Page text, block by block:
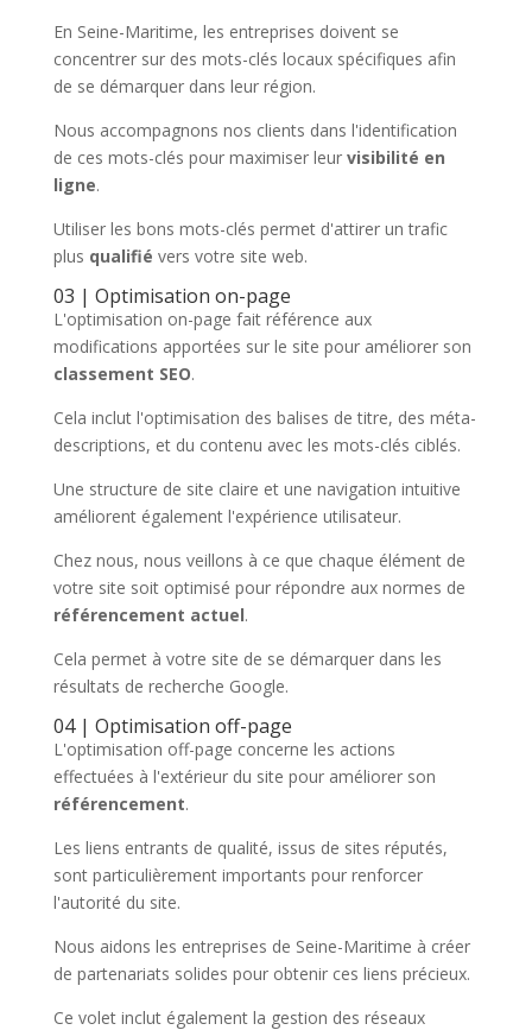
En Seine-Maritime, les entreprises doivent se
concentrer sur des mots-clés locaux spécifiques afin
de se démarquer dans leur région.
Nous accompagnons nos clients dans l'identification
de ces mots-clés pour maximiser leur visibilité en
ligne.
Utiliser les bons mots-clés permet d'attirer un trafic
plus qualifié vers votre site web.
03 | Optimisation on-page
L'optimisation on-page fait référence aux
modifications apportées sur le site pour améliorer son
classement SEO.
Cela inclut l'optimisation des balises de titre, des méta-
descriptions, et du contenu avec les mots-clés ciblés.
Une structure de site claire et une navigation intuitive
améliorent également l'expérience utilisateur.
Chez nous, nous veillons à ce que chaque élément de
votre site soit optimisé pour répondre aux normes de
référencement actuel.
Cela permet à votre site de se démarquer dans les
résultats de recherche Google.
04 | Optimisation off-page
L'optimisation off-page concerne les actions
effectuées à l'extérieur du site pour améliorer son
référencement.
Les liens entrants de qualité, issus de sites réputés,
sont particulièrement importants pour renforcer
l'autorité du site.
Nous aidons les entreprises de Seine-Maritime à créer
de partenariats solides pour obtenir ces liens précieux.
Ce volet inclut également la gestion des réseaux